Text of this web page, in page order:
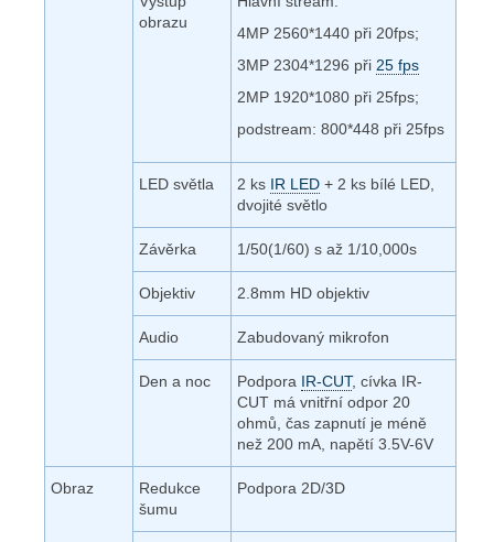
obrazu
4MP 2560*1440 při 20fps;
3MP 2304*1296 při 25 fps
2MP 1920*1080 při 25fps;
podstream: 800*448 při 25fps
LED světla 2 ks IR LED + 2 ks bílé LED,
dvojité světlo
Závěrka 1/50(1/60) s až 1/10,000s
Objektiv 2.8mm HD objektiv
Audio Zabudovaný mikrofon
Den a noc Podpora IR-CUT, cívka IR-
CUT má vnitřní odpor 20
ohmů, čas zapnutí je méně
než 200 mA, napětí 3.5V-6V
Obraz
Redukce
šumu
Podpora 2D/3D